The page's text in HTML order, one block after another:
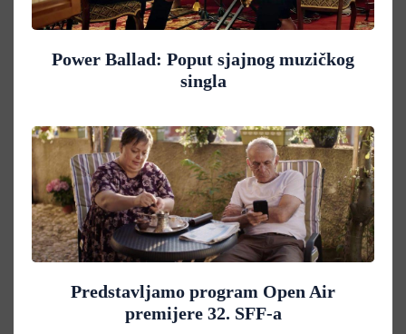
Power Ballad: Poput sjajnog muzičkog
singla
Predstavljamo program Open Air
premijere 32. SFF-a